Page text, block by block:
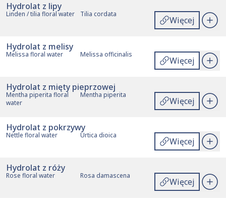
Hydrolat z lipy
Linden / tilia floral water Tilia cordata
Więcej
Hydrolat z melisy
Melissa floral water Melissa officinalis
Więcej
Hydrolat z mięty pieprzowej
Mentha piperita floral
water
Mentha piperita
Więcej
Hydrolat z pokrzywy
Nettle floral water Urtica dioica
Więcej
Hydrolat z róży
Rose floral water Rosa damascena
Więcej